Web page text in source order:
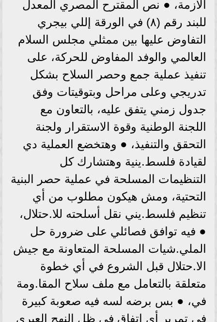
الأزمة، ● نص المقترح المصري المعدل
للبند رقم (٨) في الورقة إللي بيجري
التفاوض عليها بين ممثلي مجلس السلام
العالمي والوفد المفاوض للحركة، على
تنفيذ عملية جمع وحصر السلاح بشكل
تدريجي وعلى مراحل وبتوقيتات وفق
جدول زمني يتفق عليه، بالتعاون مع
اللجنة الوطنية وقوة الاستقرار ولجنة
التحقق والتنفيذ، ● وهتخضع العملية دي
لقيادة فلسط.ينية وهتشارك كل
التنظيمات المسلحة في عملية حصر البنية
التحتية، ومش هيكون مطلوب من أي
تنظيم فلسط.يني نقل أسلحته للا.حتلال،
● فيه توافق فصائلي على ضرورة حل
الملي.شيات المسلحة المتعاونة مع جيش
الا.حتلال قبل الشروع في أي خطوة
متعلقة بالتعامل مع ملف سلاح المقا.ومة
في، ● بس برضه لسه فيه صعوبة كبيرة
في تمرير أي اتفاق في ظل النهج العبري